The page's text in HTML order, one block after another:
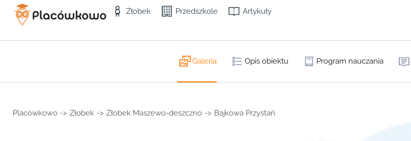
Żłobek Przedszkole Artykuły
Galeria Opis obiektu Program nauczania
Placówkowo -> Żłobek -> Żłobek Maszewo-deszczno -> Bajkowa Przystań